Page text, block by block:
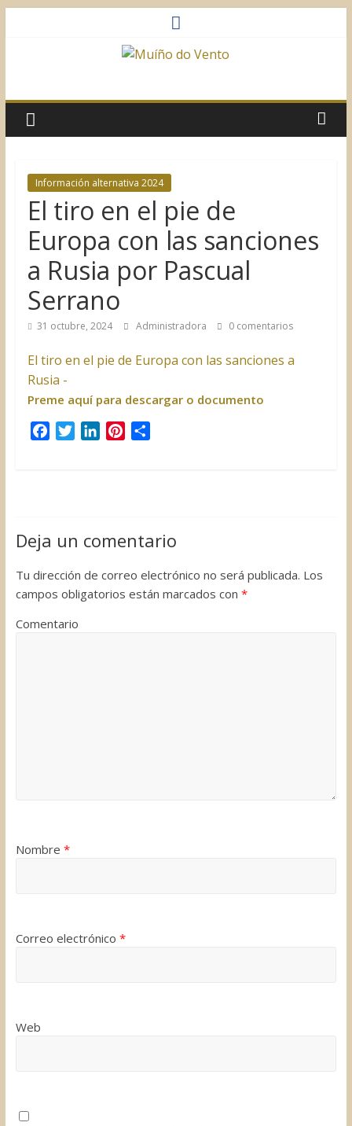
do
Vento
Asociación
Sociocultural
Información alternativa 2024
El tiro en el pie de
Europa con las sanciones
a Rusia por Pascual
Serrano
31 octubre, 2024 Administradora 0 comentarios
El tiro en el pie de Europa con las sanciones a
Rusia -
Preme aquí para descargar o documento
o
r
I
e
t
t
r
Deja un comentario
Tu dirección de correo electrónico no será publicada. Los
campos obligatorios están marcados con *
Comentario
Nombre *
Correo electrónico *
Web